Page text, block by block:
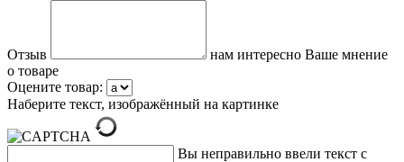
Отзыв
нам интересно Ваше мнение
о товаре
Оцените товар:
Наберите текст, изображённый на картинке
Вы неправильно ввели текст с